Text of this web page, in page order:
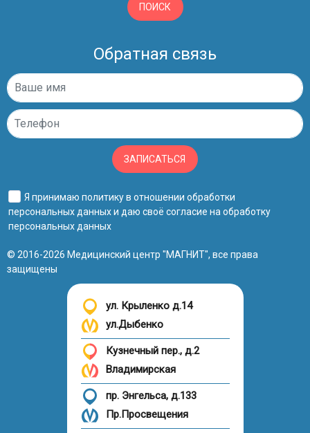
ПОИСК
Обратная связь
ЗАПИСАТЬСЯ
Я принимаю политику в отношении обработки
персональных данныхи даю своё согласие на обработку
персональных данных
© 2016-2026 Медицинский центр "МАГНИТ", все права
защищены
ул. Крыленко д.14
ул.Дыбенко
Кузнечный пер., д.2
Владимирская
пр. Энгельса, д.133
Пр.Просвещения